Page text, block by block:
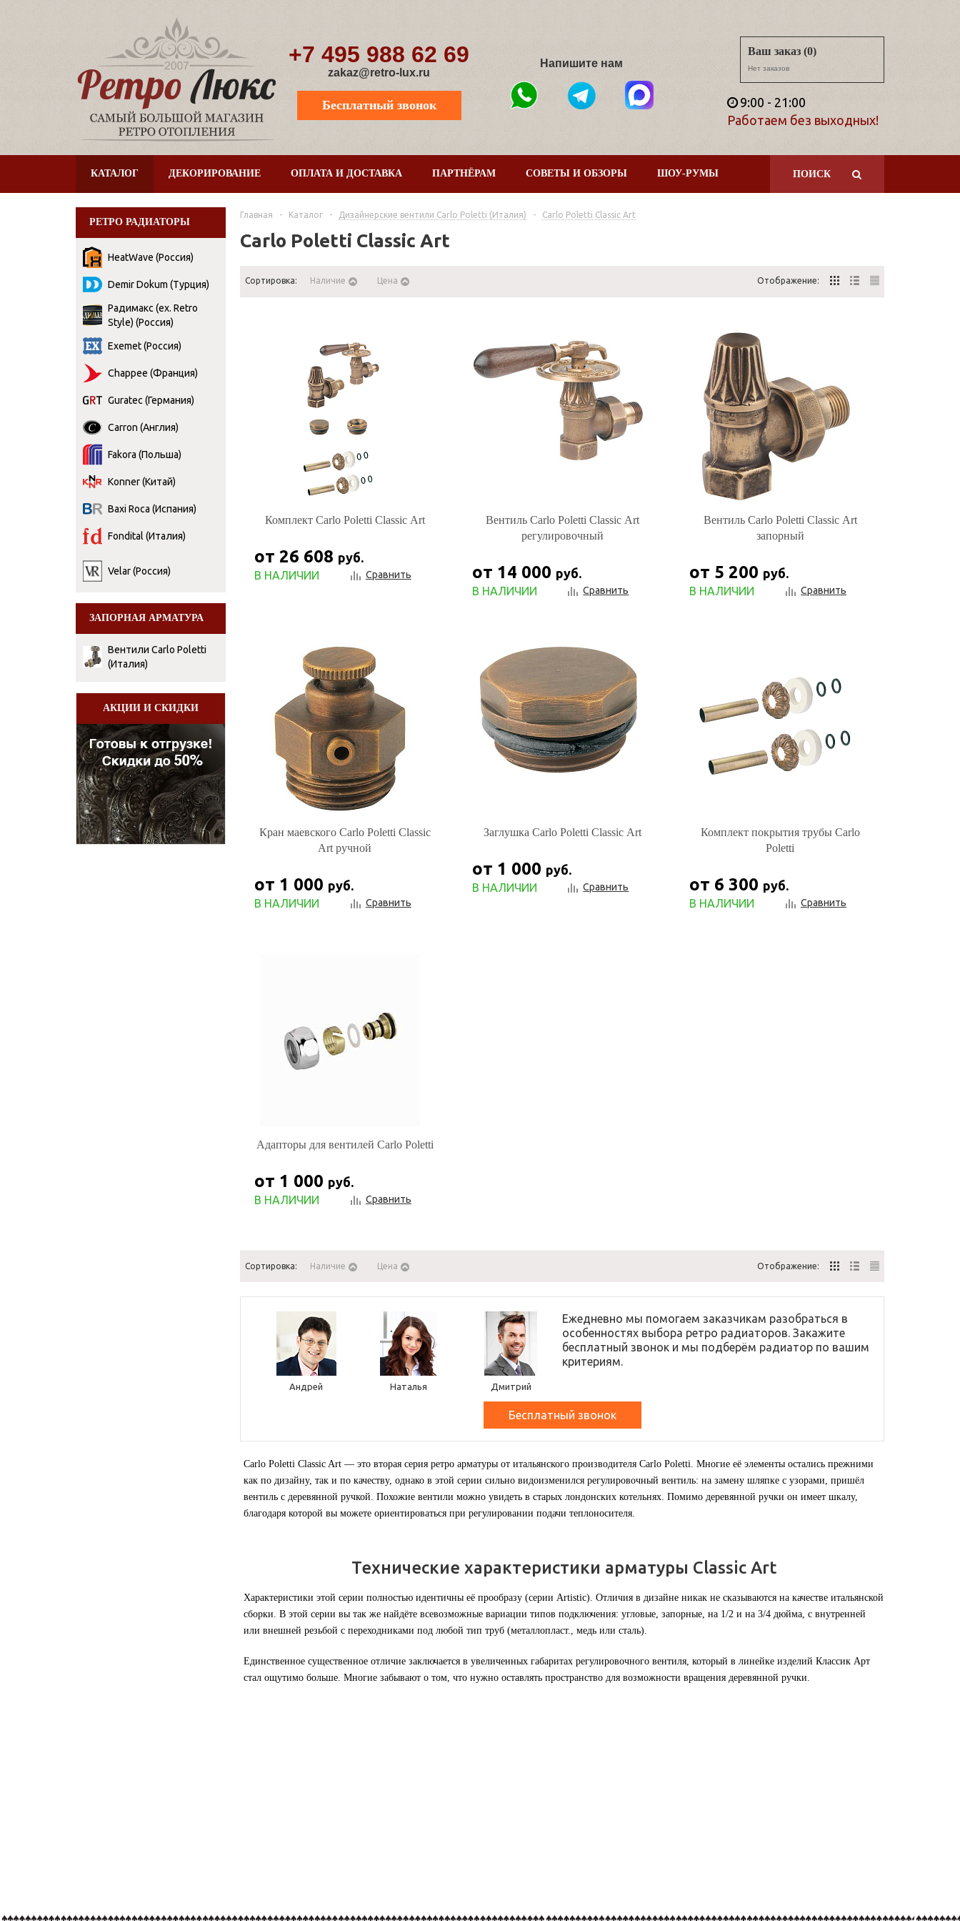
+7 495 988 62 69
zakaz@retro-lux.ru
Бесплатный звонок
Напишите нам
Ваш заказ (0)
Нет заказов
9:00 - 21:00
Работаем без выходных!
ПОИСК
КАТАЛОГ ДЕКОРИРОВАНИЕ ОПЛАТА И ДОСТАВКА ПАРТНЁРАМ СОВЕТЫ И ОБЗОРЫ ШОУ-РУМЫ
РЕТРО РАДИАТОРЫ
HeatWave (Россия)
Demir Dokum (Турция)
Радимакс (ex. Retro
Style) (Россия)
Exemet (Россия)
Chappee (Франция)
Guratec (Германия)
Carron (Англия)
Fakora (Польша)
Konner (Китай)
Baxi Roca (Испания)
Fondital (Италия)
Velar (Россия)
ЗАПОРНАЯ АРМАТУРА
Вентили Сarlo Poletti
(Италия)
АКЦИИ И СКИДКИ
Главная - Каталог - Дизайнерские вентили Сarlo Poletti (Италия) - Carlo Poletti Classic Art
Carlo Poletti Classic Art
Сортировка: Наличие Цена Отображение:
Комплект Carlo Poletti Classic Art
от 26 608 руб.
В НАЛИЧИИ Сравнить
Вентиль Carlo Poletti Classic Art
регулировочный
от 14 000 руб.
В НАЛИЧИИ Сравнить
Вентиль Carlo Poletti Classic Art
запорный
от 5 200 руб.
В НАЛИЧИИ Сравнить
Кран маевского Carlo Poletti Classic
Art ручной
от 1 000 руб.
В НАЛИЧИИ Сравнить
Заглушка Carlo Poletti Classic Art
от 1 000 руб.
В НАЛИЧИИ Сравнить
Комплект покрытия трубы Carlo
Poletti
от 6 300 руб.
В НАЛИЧИИ Сравнить
Адапторы для вентилей Carlo Poletti
от 1 000 руб.
В НАЛИЧИИ Сравнить
Сортировка: Наличие Цена Отображение:
Андрей Наталья Дмитрий
Ежедневно мы помогаем заказчикам разобраться в
особенностях выбора ретро радиаторов. Закажите
бесплатный звонок и мы подберём радиатор по вашим
критериям.
Бесплатный звонок
Carlo Poletti Classic Art — это вторая серия ретро арматуры от итальянского производителя Carlo Poletti. Многие её элементы остались прежними
как по дизайну, так и по качеству, однако в этой серии сильно видоизменился регулировочный вентиль: на замену шляпке с узорами, пришёл
вентиль с деревянной ручкой. Похожие вентили можно увидеть в старых лондонских котельнях. Помимо деревянной ручки он имеет шкалу,
благодаря которой вы можете ориентироваться при регулировании подачи теплоносителя.
Технические характеристики арматуры Classic Art
Характеристики этой серии полностью идентичны её прообразу (серии Artistic). Отличия в дизайне никак не сказываются на качестве итальянской
сборки. В этой серии вы так же найдёте всевозможные вариации типов подключения: угловые, запорные, на 1/2 и на 3/4 дюйма, с внутренней
или внешней резьбой с переходниками под любой тип труб (металлопласт., медь или сталь).
Единственное существенное отличие заключается в увеличенных габаритах регулировочного вентиля, который в линейке изделий Классик Арт
стал ощутимо больше. Многие забывают о том, что нужно оставлять пространство для возможности вращения деревянной ручки.